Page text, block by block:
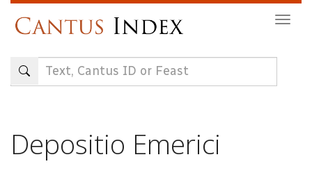
content
Depositio Emerici